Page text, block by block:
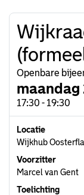
Openbare
maandag
17:30 - 19:30
Locatie
Wijkhub
Voorzitter
Marcel van Gent
Toelichting